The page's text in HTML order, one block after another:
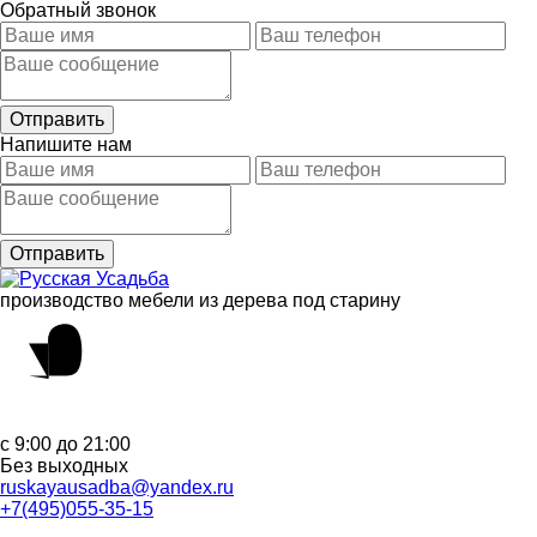
Обратный звонок
Напишите нам
производство мебели из дерева под старину
с 9:00 до 21:00
Без выходных
ruskayausadba@yandex.ru
+7(495)055-35-15